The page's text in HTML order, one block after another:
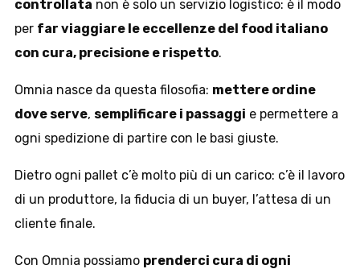
controllata non è solo un servizio logistico: è il modo
per far viaggiare le eccellenze del food italiano
con cura, precisione e rispetto.
Omnia nasce da questa filosofia: mettere ordine
dove serve, semplificare i passaggi e permettere a
ogni spedizione di partire con le basi giuste.
Dietro ogni pallet c’è molto più di un carico: c’è il lavoro
di un produttore, la fiducia di un buyer, l’attesa di un
cliente finale.
Con Omnia possiamo prenderci cura di ogni